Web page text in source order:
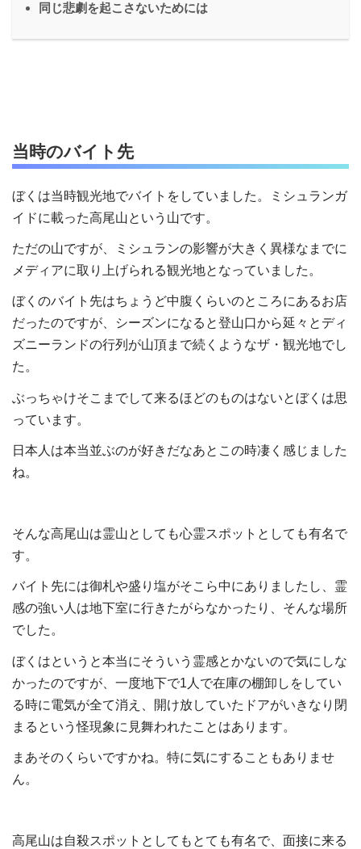
同じ悲劇を起こさないためには
当時のバイト先
ぼくは当時観光地でバイトをしていました。ミシュランガ
イドに載った高尾山という山です。
ただの山ですが、ミシュランの影響が大きく異様なまでに
メディアに取り上げられる観光地となっていました。
ぼくのバイト先はちょうど中腹くらいのところにあるお店
だったのですが、シーズンになると登山口から延々とディ
ズニーランドの行列が山頂まで続くようなザ・観光地でし
た。
ぶっちゃけそこまでして来るほどのものはないとぼくは思
っています。
日本人は本当並ぶのが好きだなあとこの時凄く感じました
ね。
そんな高尾山は霊山としても心霊スポットとしても有名で
す。
バイト先には御札や盛り塩がそこら中にありましたし、霊
感の強い人は地下室に行きたがらなかったり、そんな場所
でした。
ぼくはというと本当にそういう霊感とかないので気にしな
かったのですが、一度地下で1 人で在庫の棚卸しをしてい
る時に電気が全て消え、開け放していたドアがいきなり閉
まるという怪現象に見舞われたことはあります。
まあそのくらいですかね。特に気にすることもありませ
ん。
高尾山は自殺スポットとしてもとても有名で、面接に来る